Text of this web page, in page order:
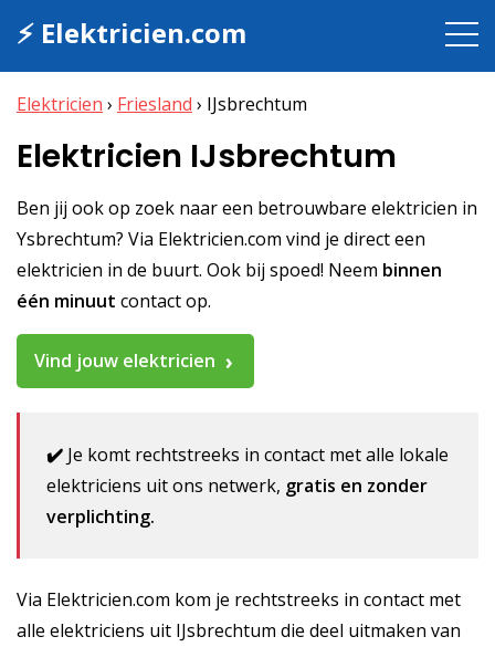
⚡ Elektricien.com
Elektricien › Friesland › IJsbrechtum
Elektricien IJsbrechtum
Ben jij ook op zoek naar een betrouwbare elektricien in
Ysbrechtum? Via Elektricien.com vind je direct een
elektricien in de buurt. Ook bij spoed! Neem binnen
één minuut contact op.
Vind jouw elektricien
✔️ Je komt rechtstreeks in contact met alle lokale
elektriciens uit ons netwerk, gratis en zonder
verplichting.
Via Elektricien.com kom je rechtstreeks in contact met
alle elektriciens uit IJsbrechtum die deel uitmaken van